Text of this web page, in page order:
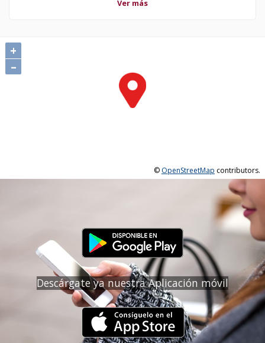
Ver más
+
–
© OpenStreetMap contributors.
Descárgate ya nuestra Aplicación móvil